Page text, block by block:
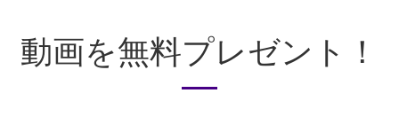
動画を無料プレゼント！